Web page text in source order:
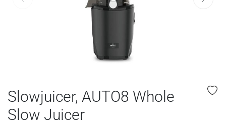
Slowjuicer, AUTO8 Whole
Slow Juicer